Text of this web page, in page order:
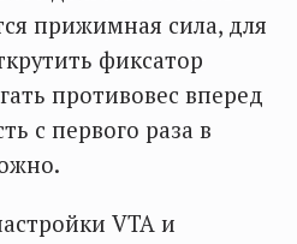
прижимная сила, для
фиксатор
противовес вперед
с первого раза в
VTA и